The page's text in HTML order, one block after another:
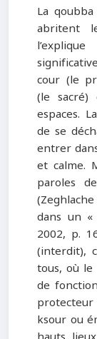
La
abritent
cour (le
(le
espaces.
de se
entrer
et calme.
paroles
dans un «
2002, p.
(interdit),
tous, où
de
ksour ou